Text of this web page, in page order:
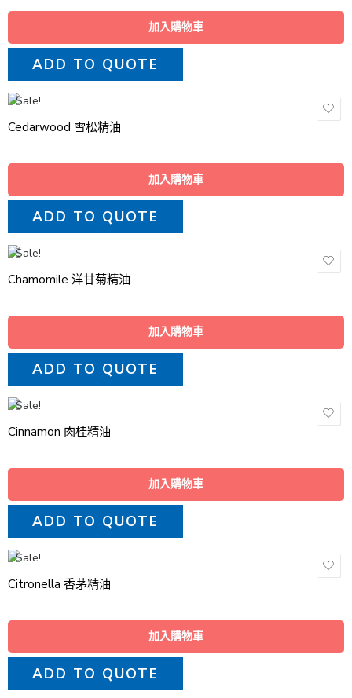
加入購物車
ADD TO QUOTE
Sale!
Cedarwood 雪松精油
加入購物車
ADD TO QUOTE
Sale!
Chamomile 洋甘菊精油
加入購物車
ADD TO QUOTE
Sale!
Cinnamon 肉桂精油
加入購物車
ADD TO QUOTE
Sale!
Citronella 香茅精油
加入購物車
ADD TO QUOTE